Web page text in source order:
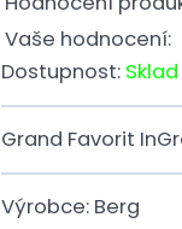
Vaše hodnocení:
Dostupnost: Sklad
Grand Favorit
Výrobce: Berg